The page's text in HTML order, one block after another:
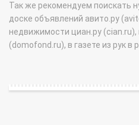
Так же рекомендуем поискать
доске объявлений авито.ру
недвижимости циан.ру
(domofond.ru), в газете из рук в